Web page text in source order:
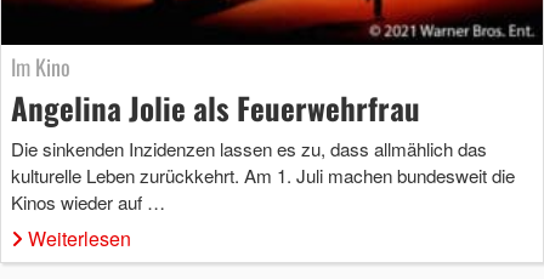
Im Kino
Angelina Jolie als Feuerwehrfrau
Die sinkenden Inzidenzen lassen es zu, dass allmählich das
kulturelle Leben zurückkehrt. Am 1. Juli machen bundesweit die
Kinos wieder auf …
Weiterlesen